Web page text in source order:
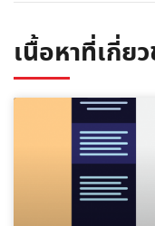
เนื้อหาที่เกี่ย